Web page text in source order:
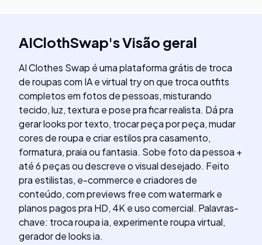
AIClothSwap'sVisão geral
AI Clothes Swap é uma plataforma grátis de troca
de roupas com IA e virtual try on que troca outfits
completos em fotos de pessoas, misturando
tecido, luz, textura e pose pra ficar realista. Dá pra
gerar looks por texto, trocar peça por peça, mudar
cores de roupa e criar estilos pra casamento,
formatura, praia ou fantasia. Sobe foto da pessoa +
até 6 peças ou descreve o visual desejado. Feito
pra estilistas, e-commerce e criadores de
conteúdo, com previews free com watermark e
planos pagos pra HD, 4K e uso comercial. Palavras-
chave: troca roupa ia, experimente roupa virtual,
gerador de looks ia.